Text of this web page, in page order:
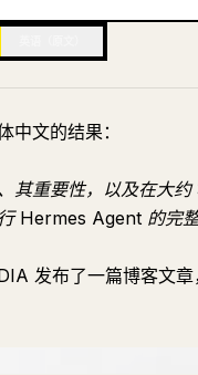
中文的结果：
其重要性，以及在大
Hermes Agent 的完整
发布了一篇博客文章